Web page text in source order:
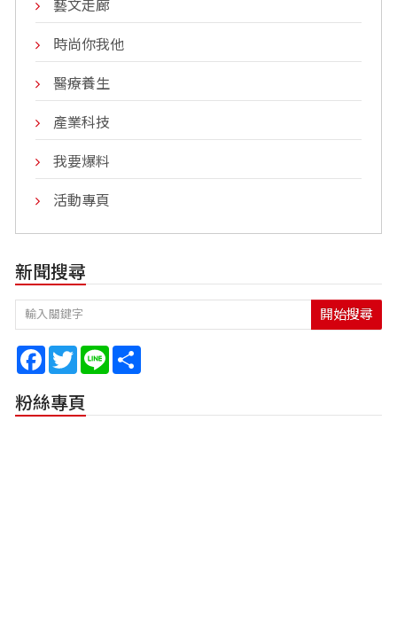
藝文走廊
時尚你我他
醫療養生
產業科技
我要爆料
活動專頁
新聞搜尋
開始搜尋
Facebook
TwitterLine
粉絲專頁